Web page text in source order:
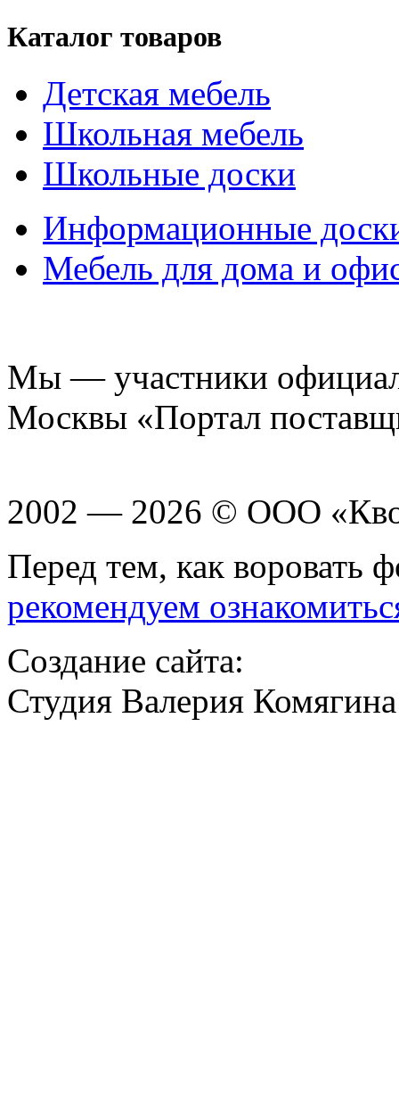
Каталог товаров
Детская мебель
Школьная мебель
Школьные доски
Информационные
Мебель для дома и
Мы — участники
Москвы «Портал
2002 — 2026 © ООО
Перед тем, как воровать
рекомендуем
Создание сайта:
Студия Валерия Комягина